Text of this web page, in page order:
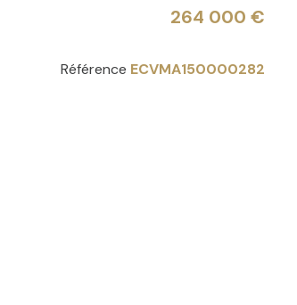
264 000 €
Référence ECVMA150000282